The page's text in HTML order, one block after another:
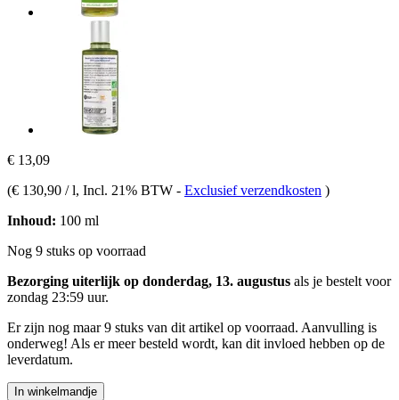
€ 13,09
(€ 130,90 / l, Incl. 21% BTW - Exclusief verzendkosten )
Inhoud: 100 ml
Nog 9 stuks op voorraad
Bezorging uiterlijk op donderdag, 13. augustus als je bestelt voor
zondag 23:59 uur.
Er zijn nog maar 9 stuks van dit artikel op voorraad. Aanvulling is
onderweg! Als er meer besteld wordt, kan dit invloed hebben op de
leverdatum.
In winkelmandje